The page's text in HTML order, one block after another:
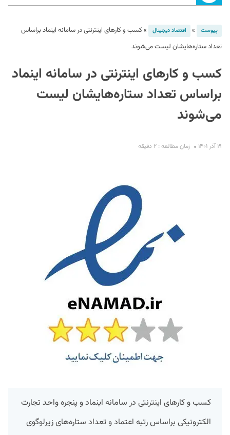
پیوست » اقتصاد دیجیتال »کسب و کارهای اینترنتی در سامانه اینماد براساس
تعداد ستاره‌هایشان لیست می‌شوند
کسب و کارهای اینترنتی در سامانه اینماد
براساس تعداد ستاره‌هایشان لیست
می‌شوند
۱۹ آذر ۱۴۰۱ زمان مطالعه : ۲ دقیقه
کسب و کارهای اینترنتی در سامانه اینماد و پنجره واحد تجارت
الکترونیکی براساس رتبه اعتماد و تعداد ستاره‌های زیرلوگوی